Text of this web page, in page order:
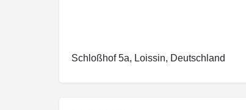
Schloßhof 5a, Loissin, Deutschland